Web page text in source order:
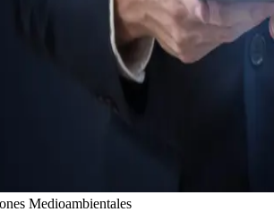
Medioambientales